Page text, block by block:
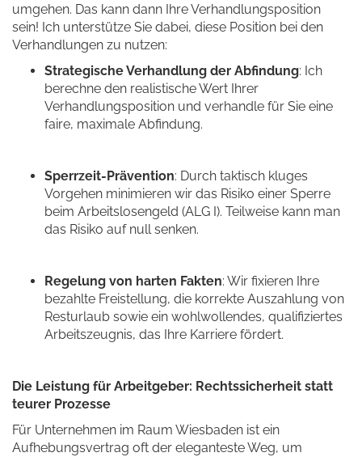
umgehen. Das kann dann Ihre Verhandlungsposition
sein! Ich unterstütze Sie dabei, diese Position bei den
Verhandlungen zu nutzen:
Strategische Verhandlung der Abfindung: Ich
berechne den realistische Wert Ihrer
Verhandlungsposition und verhandle für Sie eine
faire, maximale Abfindung.
Sperrzeit-Prävention: Durch taktisch kluges
Vorgehen minimieren wir das Risiko einer Sperre
beim Arbeitslosengeld (ALG I). Teilweise kann man
das Risiko auf null senken.
Regelung von harten Fakten: Wir fixieren Ihre
bezahlte Freistellung, die korrekte Auszahlung von
Resturlaub sowie ein wohlwollendes, qualifiziertes
Arbeitszeugnis, das Ihre Karriere fördert.
Die Leistung für Arbeitgeber: Rechtssicherheit statt
teurer Prozesse
Für Unternehmen im Raum Wiesbaden ist ein
Aufhebungsvertrag oft der eleganteste Weg, um